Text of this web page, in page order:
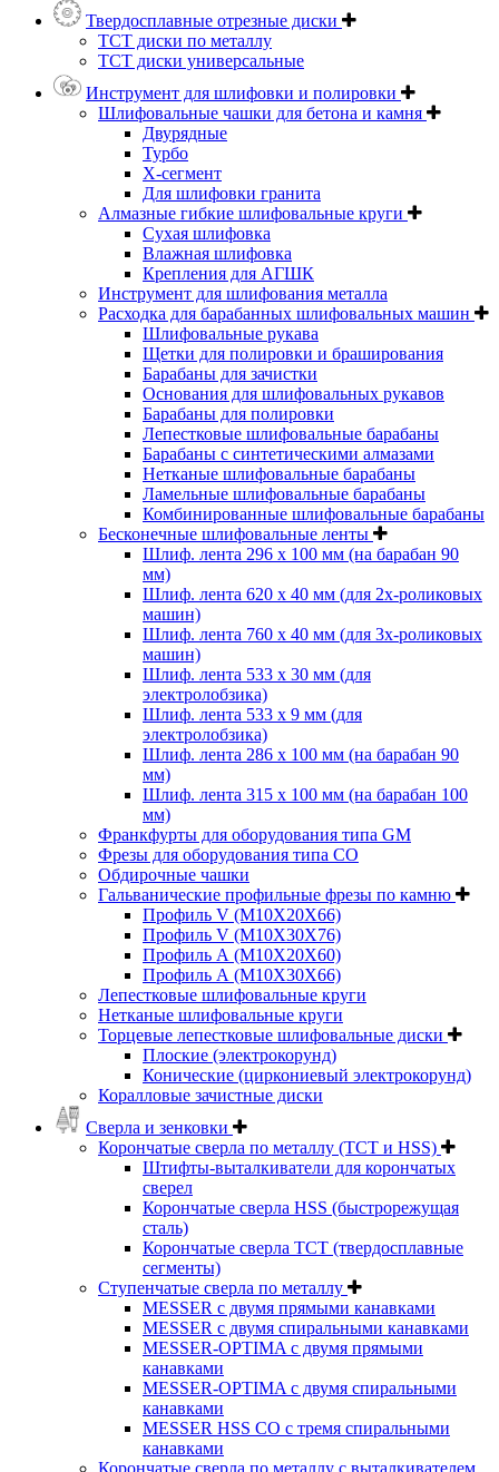
Твердосплавные отрезные диски
ТСТ диски по металлу
ТСТ диски универсальные
Инструмент для шлифовки и полировки
Шлифовальные чашки для бетона и камня
Двурядные
Турбо
Х-сегмент
Для шлифовки гранита
Алмазные гибкие шлифовальные круги
Cухая шлифовка
Влажная шлифовка
Крепления для АГШК
Инструмент для шлифования металла
Расходка для барабанных шлифовальных машин
Шлифовальные рукава
Щетки для полировки и браширования
Барабаны для зачистки
Основания для шлифовальных рукавов
Барабаны для полировки
Лепестковые шлифовальные барабаны
Барабаны с синтетическими алмазами
Нетканые шлифовальные барабаны
Ламельные шлифовальные барабаны
Комбинированные шлифовальные барабаны
Бесконечные шлифовальные ленты
Шлиф. лента 296 х 100 мм (на барабан 90
мм)
Шлиф. лента 620 х 40 мм (для 2х-роликовых
машин)
Шлиф. лента 760 х 40 мм (для 3х-роликовых
машин)
Шлиф. лента 533 х 30 мм (для
электролобзика)
Шлиф. лента 533 х 9 мм (для
электролобзика)
Шлиф. лента 286 х 100 мм (на барабан 90
мм)
Шлиф. лента 315 х 100 мм (на барабан 100
мм)
Франкфурты для оборудования типа GM
Фрезы для оборудования типа СО
Обдирочные чашки
Гальванические профильные фрезы по камню
Профиль V (M10X20X66)
Профиль V (M10X30X76)
Профиль А (М10Х20Х60)
Профиль А (М10Х30Х66)
Лепестковые шлифовальные круги
Нетканые шлифовальные круги
Торцевые лепестковые шлифовальные диски
Плоские (электрокорунд)
Конические (циркониевый электрокорунд)
Коралловые зачистные диски
Сверла и зенковки
Корончатые сверла по металлу (TCT и HSS)
Штифты-выталкиватели для корончатых
сверел
Корончатые сверла HSS (быстрорежущая
сталь)
Корончатые сверла TCT (твердосплавные
сегменты)
Ступенчатые сверла по металлу
MESSER с двумя прямыми канавками
MESSER с двумя спиральными канавками
MESSER-OPTIMA с двумя прямыми
канавками
MESSER-OPTIMA с двумя спиральными
канавками
MESSER HSS CО с тремя спиральными
канавками